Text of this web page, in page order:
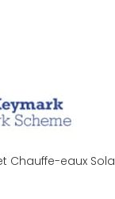
Chauffe-eaux